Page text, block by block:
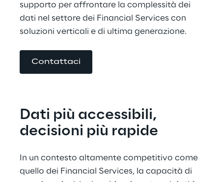
supporto per affrontare la complessità dei
dati nel settore dei Financial Services con
soluzioni verticali e di ultima generazione.
Contattaci
Dati più accessibili,
decisioni più rapide
In un contesto altamente competitivo come
quello dei Financial Services, la capacità di